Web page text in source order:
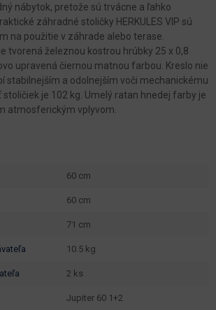
nábytok, pretože sú trvácne a ľahko
záhradné stoličky HERKULES VIP sú
na použitie v záhrade alebo terase.
tvorená železnou kostrou hrúbky 25 x 0,8
upravená čiernou matnou farbou. Kreslo nie
stabilnejším a odolnejším voči mechanickému
stoličiek je 102 kg. Umelý ratan hnedej farby je
atmosferickým vplyvom.
60 cm
60 cm
71 cm
10.5 kg
2 ks
Jupiter 60 1+2